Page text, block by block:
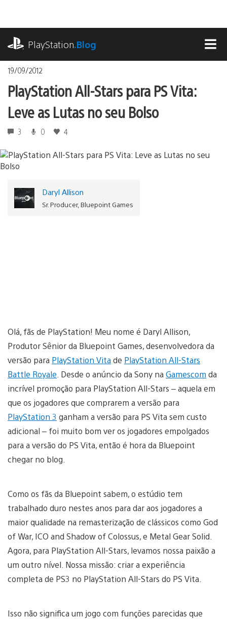
o
conteúdoPlayStation.Blog
19/09/2012
PlayStation All-Stars para PS Vita:
Leve as Lutas no seu Bolso
3 0 4
Daryl Allison
Sr. Producer, Bluepoint Games
Olá, fãs de PlayStation! Meu nome é Daryl Allison,
Produtor Sênior da Bluepoint Games, desenvolvedora da
versão para PlayStation Vitade PlayStation All-Stars
Battle Royale . Desde o anúncio da Sony na Gamescom da
incrível promoção para PlayStation All-Stars – aquela em
que os jogadores que comprarem a versão para
PlayStation 3 ganham a versão para PS Vita sem custo
adicional – foi muito bom ver os jogadores empolgados
para a versão do PS Vita, então é hora da Bluepoint
chegar no blog.
Como os fãs da Bluepoint sabem, o estúdio tem
trabalhado duro nestes anos para dar aos jogadores a
maior qualidade na remasterização de clássicos como God
of War, ICO and Shadow of Colossus, e Metal Gear Solid.
Agora, para PlayStation All-Stars, levamos nossa paixão a
um outro nível. Nossa missão: criar a experiência
completa de PS3 no PlayStation All-Stars do PS Vita.
Isso não significa um jogo com funções parecidas que